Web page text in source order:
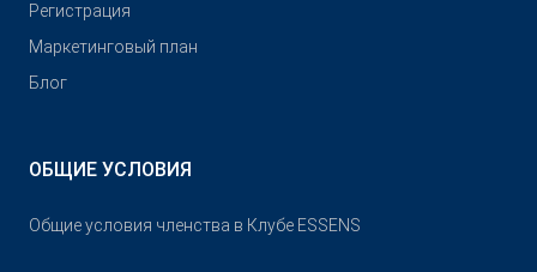
Pегистрация
Маркетинговый план
Блог
ОБЩИЕ УСЛОВИЯ
Общие условия членства в Клубе ESSENS